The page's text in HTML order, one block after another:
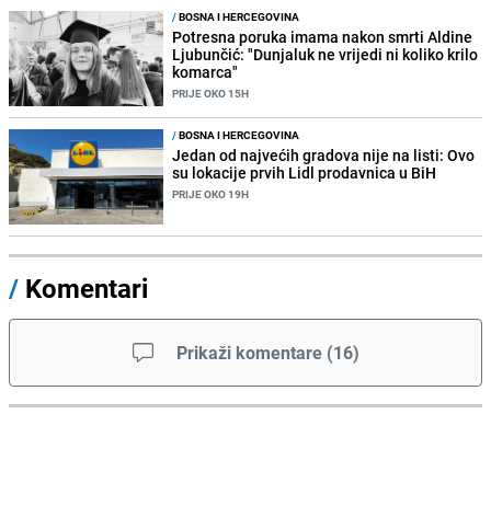
/BOSNA I HERCEGOVINA
Potresna poruka imama nakon smrti Aldine
Ljubunčić: "Dunjaluk ne vrijedi ni koliko krilo
komarca"
PRIJE OKO 15H
/BOSNA I HERCEGOVINA
Jedan od najvećih gradova nije na listi: Ovo
su lokacije prvih Lidl prodavnica u BiH
PRIJE OKO 19H
/ Komentari
Prikaži komentare (16)